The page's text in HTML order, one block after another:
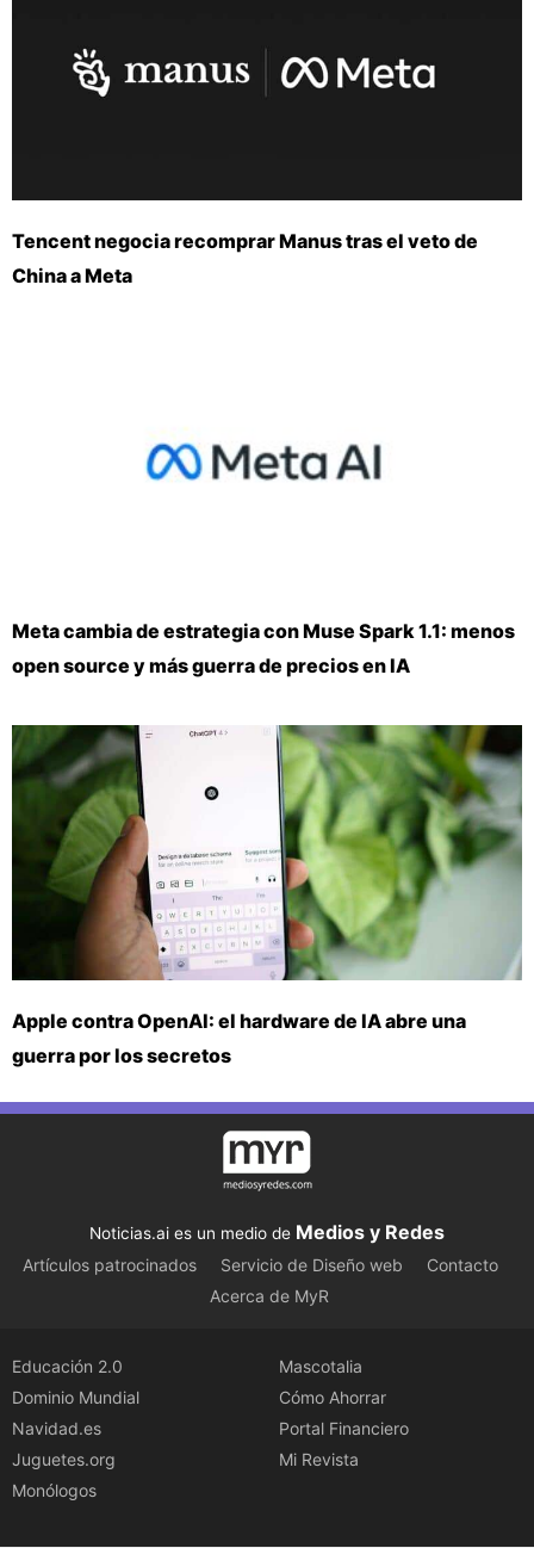
Tencent negocia recomprar Manus tras el veto de
China a Meta
Meta cambia de estrategia con Muse Spark 1.1: menos
open source y más guerra de precios en IA
Apple contra OpenAI: el hardware de IA abre una
guerra por los secretos
Noticias.ai es un medio de Medios y Redes
Artículos patrocinados Servicio de Diseño web
Contacto
Acerca de MyR
Educación 2.0
Dominio Mundial
Navidad.es
Juguetes.org
Monólogos
Mascotalia
Cómo Ahorrar
Portal Financiero
Mi Revista